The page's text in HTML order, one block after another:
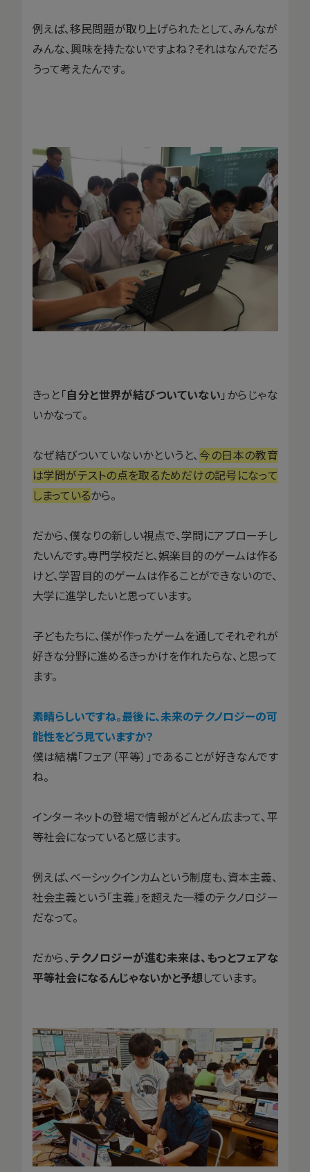
例えば、移民問題が取り上げられたとして、みんなが
みんな、興味を持たないですよね？それはなんでだろ
うって考えたんです。
きっと「自分と世界が結びついていない 」からじゃな
いかなって。
なぜ結びついていないかというと、 今の日本の教育
は学問がテストの点を取るためだけの記号になって
しまっているから。
だから、僕なりの新しい視点で、学問にアプローチし
たいんです。専門学校だと、娯楽目的のゲームは作る
けど、学習目的のゲームは作ることができないので、
大学に進学したいと思っています。
子どもたちに、僕が作ったゲームを通してそれぞれが
好きな分野に進めるきっかけを作れたらな、と思って
ます。
――素晴らしいですね。最後に、未来のテクノロジーの可
能性をどう見ていますか？
僕は結構「フェア（平等）」であることが好きなんです
ね。
インターネットの登場で情報がどんどん広まって、平
等社会になっていると感じます。
例えば、ベーシックインカムという制度も、資本主義、
社会主義という「主義」を超えた一種のテクノロジー
だなって。
だから、テクノロジーが進む未来は、もっとフェアな
平等社会になるんじゃないかと予想しています。